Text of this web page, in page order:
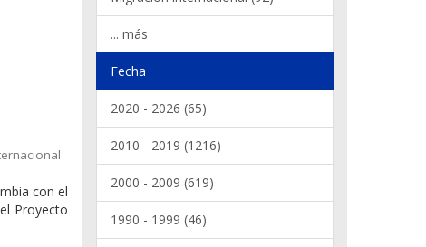
con el
Proyecto
... más
Fecha
2020 - 2026 (65)
2010 - 2019 (1216)
2000 - 2009 (619)
1990 - 1999 (46)